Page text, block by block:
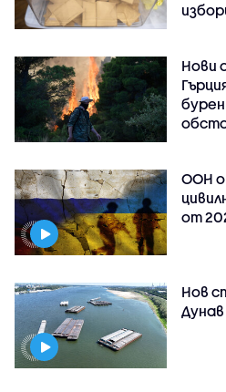
Нови
ООН
от
Нов
Дунав